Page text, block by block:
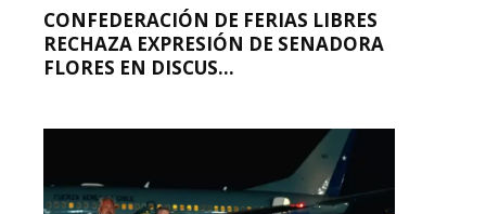
CONFEDERACIÓN DE FERIAS LIBRES
RECHAZA EXPRESIÓN DE SENADORA
FLORES EN DISCUS...